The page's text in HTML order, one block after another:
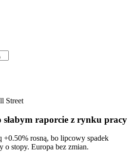
Street
słabym raporcie z rynku pracy
+0.50% rosną, bo lipcowy spadek
o stopy. Europa bez zmian.